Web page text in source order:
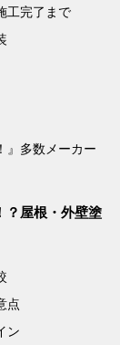
工完了まで
』多数メーカー
？屋根・外壁塗
点
ン